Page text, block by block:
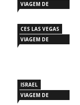
VIAGEM DE
CES LAS VEGAS
VIAGEM DE
ISRAEL
VIAGEM DE